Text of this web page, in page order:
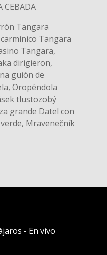
CEBADA
Tangara
Tangara
Tangara,
dirigieron,
guión de
Oropéndola
tlustozobý
grande Datel con
Mravenečník
- En vivo